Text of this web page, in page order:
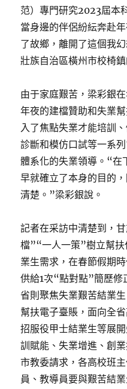
范）專門研究2023屆本
當身邊的伴侶紛紜奔赴
了故鄉，離開了這個我
壯族自治區橫州市校椅
由于家庭艱苦，梁彩銀
年夜的建檔贊助和失業
入了焦點失業才能培訓
診斷和模仿口試等一系
體系化的失業領導。“在
早就確立了本身的目的
清楚。”梁彩銀說。
記者在采訪中清楚到，
檔”“一人一策”樹立幫
業生需求，在春節假期
供給1次“點對點”簡歷
省則聚焦失業艱苦結業
幫扶電子臺賬，面向全
招服役甲士結業生等展
訓賦能、失業增進、創
市教委請求，各高校班
員、教導員要與艱苦結